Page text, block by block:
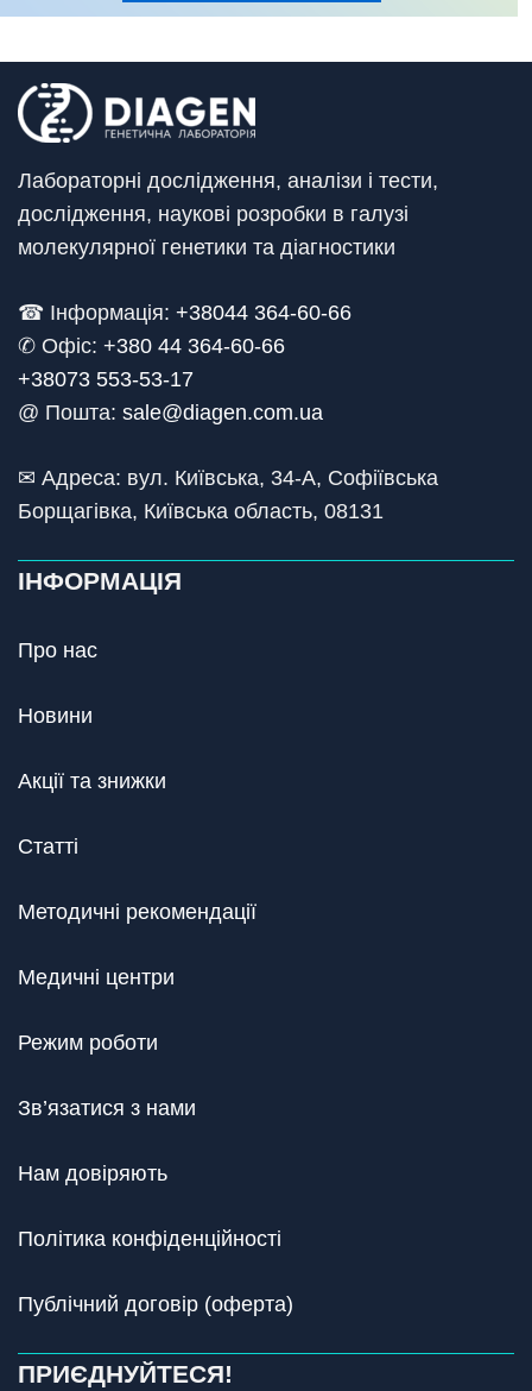
Лабораторні дослідження, аналізи і тести,
дослідження, наукові розробки в галузі
молекулярної генетики та діагностики
☎ Інформація: +38044 364-60-66
✆ Офіс: +380 44 364-60-66
+38073 553-53-17
@ Пошта: sale@diagen.com.ua
✉ Адреса: вул. Київська, 34-А, Софіївська
Борщагівка, Київська область, 08131
ІНФОРМАЦІЯ
Про нас
Новини
Акції та знижки
Статті
Методичні рекомендації
Медичні центри
Режим роботи
Зв’язатися з нами
Нам довіряють
Політика конфіденційності
Публічний договір (оферта)
ПРИЄДНУЙТЕСЯ!